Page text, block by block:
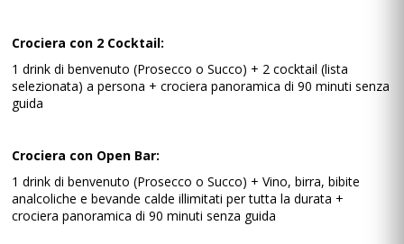
Crociera con 2 Cocktail:
1 drink di benvenuto (Prosecco o Succo) + 2 cocktail (lista
selezionata) a persona + crociera panoramica di 90 minuti senza
guida
Crociera con Open Bar:
1 drink di benvenuto (Prosecco o Succo) + Vino, birra, bibite
analcoliche e bevande calde illimitati per tutta la durata +
crociera panoramica di 90 minuti senza guida